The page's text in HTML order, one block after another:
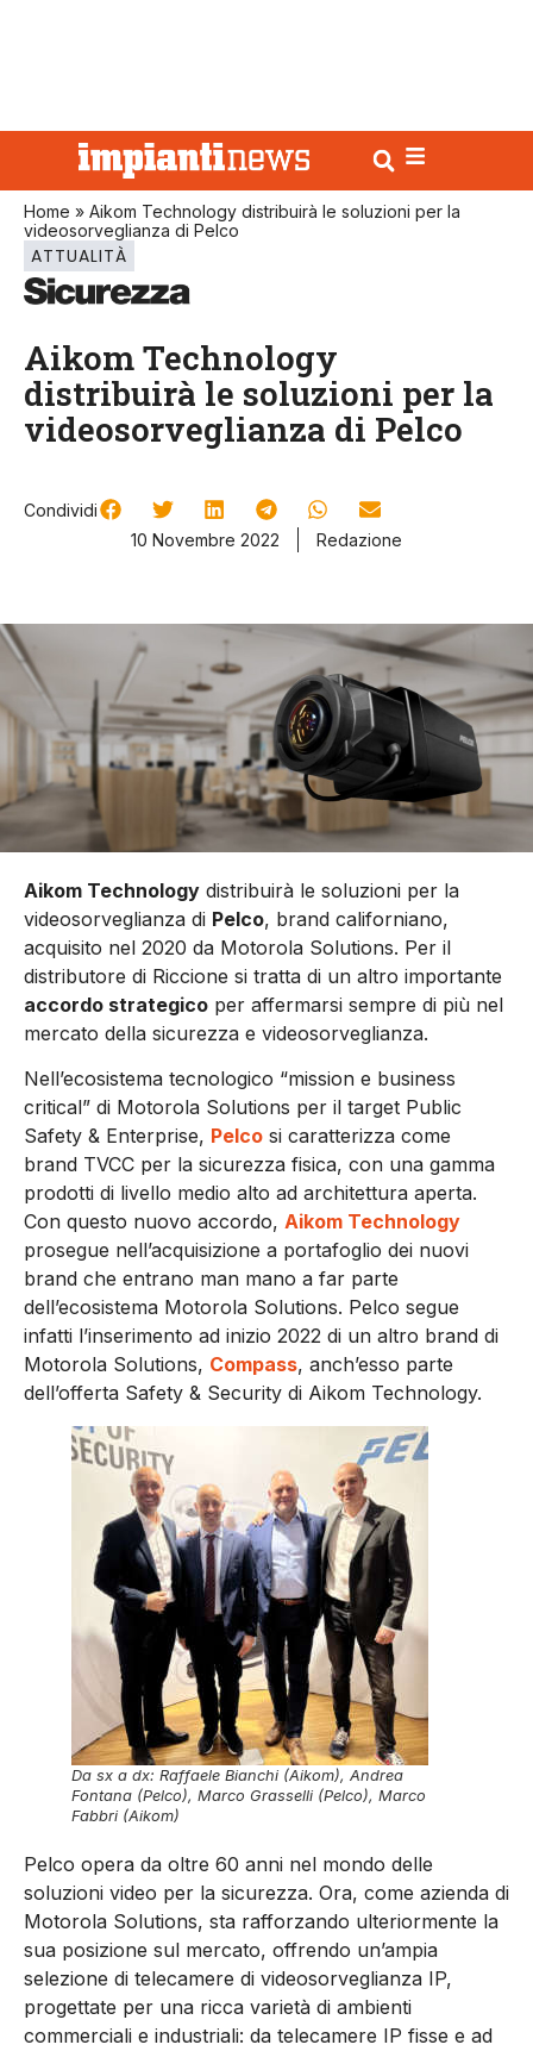
Home » Aikom Technology distribuirà le soluzioni per la
videosorveglianza di Pelco
ATTUALITÀ
Aikom Technology
distribuirà le soluzioni per la
videosorveglianza di Pelco
Condividi
10 Novembre 2022
Redazione
Aikom Technology distribuirà le soluzioni per la
videosorveglianza di Pelco, brand californiano,
acquisito nel 2020 da Motorola Solutions. Per il
distributore di Riccione si tratta di un altro importante
accordo strategico per affermarsi sempre di più nel
mercato della sicurezza e videosorveglianza.
Nell’ecosistema tecnologico “mission e business
critical” di Motorola Solutions per il target Public
Safety & Enterprise, Pelco si caratterizza come
brand TVCC per la sicurezza fisica, con una gamma
prodotti di livello medio alto ad architettura aperta.
Con questo nuovo accordo, Aikom Technology
prosegue nell’acquisizione a portafoglio dei nuovi
brand che entrano man mano a far parte
dell’ecosistema Motorola Solutions. Pelco segue
infatti l’inserimento ad inizio 2022 di un altro brand di
Motorola Solutions, Compass, anch’esso parte
dell’offerta Safety & Security di Aikom Technology.
Da sx a dx: Raffaele Bianchi (Aikom), Andrea
Fontana (Pelco), Marco Grasselli (Pelco), Marco
Fabbri (Aikom)
Pelco opera da oltre 60 anni nel mondo delle
soluzioni video per la sicurezza. Ora, come azienda di
Motorola Solutions, sta rafforzando ulteriormente la
sua posizione sul mercato, offrendo un’ampia
selezione di telecamere di videosorveglianza IP,
progettate per una ricca varietà di ambienti
commerciali e industriali: da telecamere IP fisse e ad